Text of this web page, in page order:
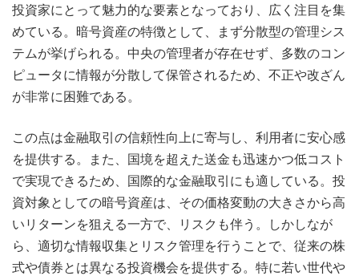
投資家にとって魅力的な要素となっており、広く注目を集
めている。暗号資産の特徴として、まず分散型の管理シス
テムが挙げられる。中央の管理者が存在せず、多数のコン
ピュータに情報が分散して保管されるため、不正や改ざん
が非常に困難である。
この点は金融取引の信頼性向上に寄与し、利用者に安心感
を提供する。また、国境を超えた送金も迅速かつ低コスト
で実現できるため、国際的な金融取引にも適している。投
資対象としての暗号資産は、その価格変動の大きさから高
いリターンを狙える一方で、リスクも伴う。しかしなが
ら、適切な情報収集とリスク管理を行うことで、従来の株
式や債券とは異なる投資機会を提供する。特に若い世代や